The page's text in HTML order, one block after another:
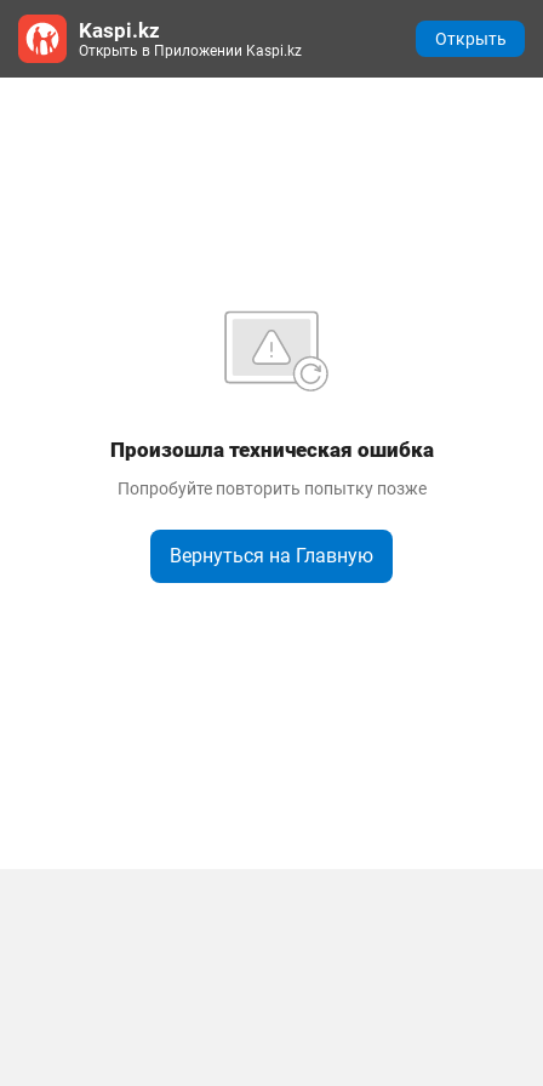
Произошла техническая ошибка
Попробуйте повторить попытку позже
Вернуться на Главную
Kaspi.kz
Открыть в Приложении Kaspi.kz
Открыть